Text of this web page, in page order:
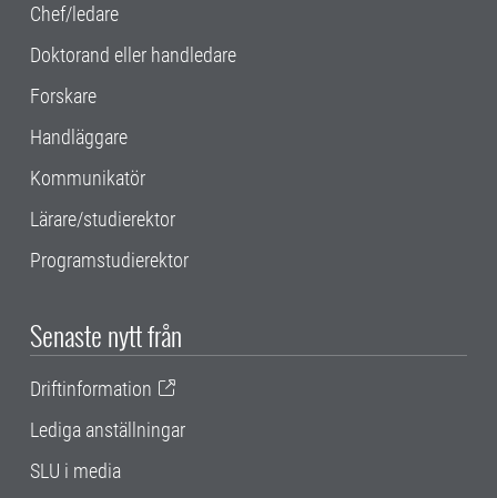
Chef/ledare
Doktorand eller handledare
Forskare
Handläggare
Kommunikatör
Lärare/studierektor
Programstudierektor
Senaste nytt från
Driftinformation
Lediga anställningar
SLU i media